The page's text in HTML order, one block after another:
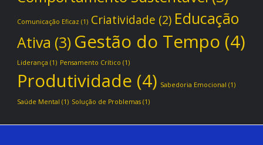
Comunicação Eficaz (1) Criatividade (2) Educação
Ativa (3) Gestão do Tempo (4)
Liderança (1) Pensamento Crítico (1)
Produtividade (4) Sabedoria Emocional (1)
Saúde Mental (1) Solução de Problemas(1)